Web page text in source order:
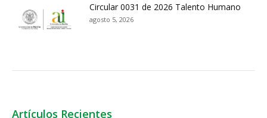
Circular 0031 de 2026 Talento Humano
agosto 5, 2026
Artículos Recientes